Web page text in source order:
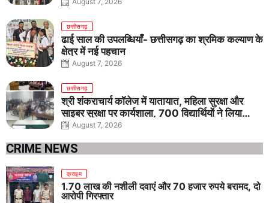
छत्तीसगढ़
ढाई साल की उपलब्धियाँ- छत्तीसगढ़ का श्रमिक कल्याण के
क्षेत्र में नई पहचान
August 7, 2026
छत्तीसगढ़
श्री शंकराचार्य कॉलेज में यातायात, महिला सुरक्षा और
साइबर सुरक्षा पर कार्यशाला, 700 विद्यार्थियों ने लिया
जागरूकता का संकल्प
August 7, 2026
CRIME NEWS
क्राइम
1.70 लाख की नशीली दवाएं और 70 हजार रुपये बरामद, दो
आरोपी गिरफ्तार